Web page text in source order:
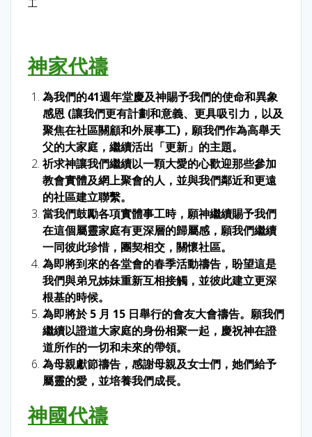
工
神家代禱
為我們的41週年堂慶及神賜予我們的使命和異象
感恩 (讓我們更有計劃和意義、更具吸引力，以及
聚焦在社區關顧和外展事工)，願我們作為高舉天
父的大家庭，繼續活出「更新」的主題。
祈求神讓我們繼續以一顆大愛的心歡迎那些參加
教會實體及網上聚會的人，並與我們鄰近和更遠
的社區建立聯繫。
當我們鼓勵各項實體事工時，願神繼續賜予我們
在這個屬靈家庭有更深層的歸屬感，願我們繼續
一同彼此珍惜，團契相交，關懷社區。
為即將到來的各堂會的春季活動禱告，盼望這是
我們與弟兄姊妹重新互相接觸，並彼此建立更深
根基的時候。
為即將於 5 月 15 日舉行的會友大會禱告。願我們
繼續以證道大家庭的身份相聚一起，慶祝神在證
道所作的一切和未來的帶領。
為母親獻節禱告，感謝母親及女士們，她們給予
屬靈的愛，並培養我們成長。
神國代禱